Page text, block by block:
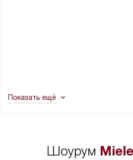
в гарантийном ремонте в будущем.
Показать ещё
Шоурум Miele